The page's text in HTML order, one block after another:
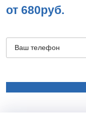
от 680руб.